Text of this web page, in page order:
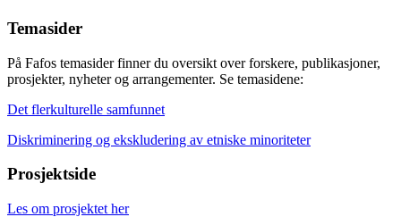
Temasider
På Fafos temasider finner du oversikt over forskere, publikasjoner,
prosjekter, nyheter og arrangementer. Se temasidene:
Det flerkulturelle samfunnet
Diskriminering og ekskludering av etniske minoriteter
Prosjektside
Les om prosjektet her